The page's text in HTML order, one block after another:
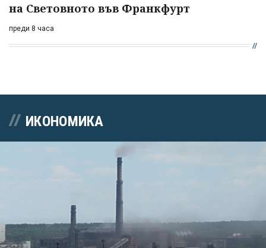
на Световното във Франкфурт
преди 8 часа
ИКОНОМИКА